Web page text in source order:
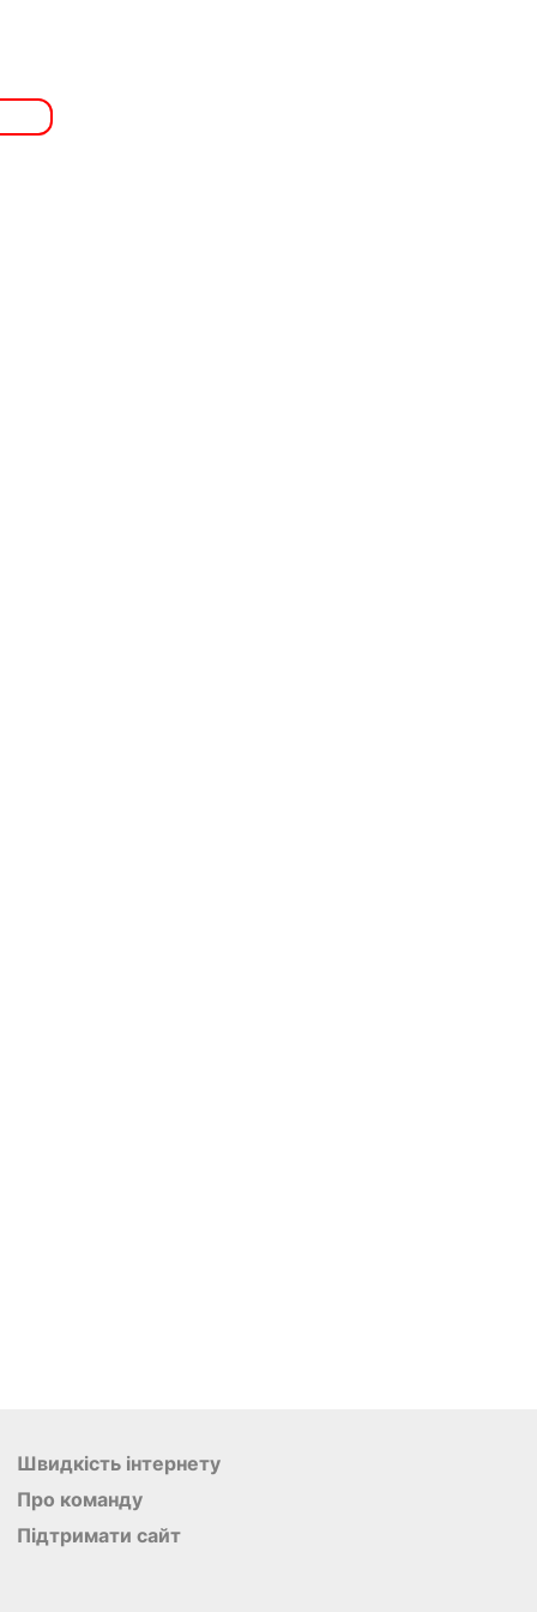
Швидкість інтернету
Про команду
Підтримати сайт